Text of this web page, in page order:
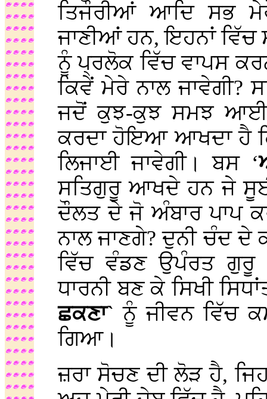
ਤਿਜੌਰੀਆਂ ਆਦਿ ਸਭ
ਜਾਣੀਆਂ ਹਨ, ਇਹਨਾਂ ਵਿੱਚ
ਨੂੰ ਪ੍ਰਲੋਕ ਵਿੱਚ ਵਾਪਸ
ਕਿਵੇਂ ਮੇਰੇ ਨਾਲ ਜਾਵੇਗੀ?
ਜਦੋਂ ਕੁਝ-ਕੁਝ ਸਮਝ ਆਈ
ਕਰਦਾ ਹੋਇਆ ਆਖਦਾ ਹੈ
ਲਿਜਾਈ ਜਾਵੇਗੀ। ਬਸ ‘
ਸਤਿਗੁਰੂ ਆਖਦੇ ਹਨ ਜੇ ਸੂਈ
ਦੌਲਤ ਦੇ ਜੋ ਅੰਬਾਰ ਪਾਪ
ਨਾਲ ਜਾਣਗੇ? ਦੁਨੀ ਚੰਦ
ਵਿੱਚ ਵੰਡਣ ਉਪੰਰਤ ਗੁਰੂ
ਧਾਰਨੀ ਬਣ ਕੇ ਸਿਖੀ
ਛਕਣਾ`ਨੂੰ ਜੀਵਨ ਵਿੱਚ
ਗਿਆ।
ਜ਼ਰਾ ਸੋਚਣ ਦੀ ਲੋੜ ਹੈ,